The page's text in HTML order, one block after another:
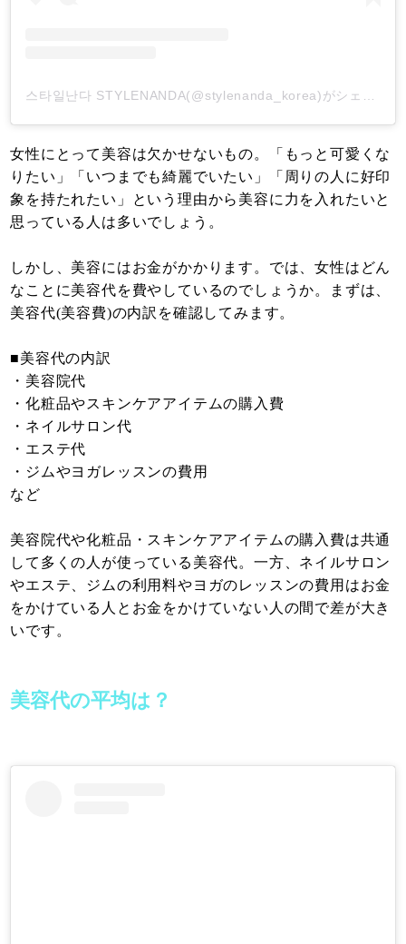
女性にとって美容は欠かせないもの。「もっと可愛くな
りたい」「いつまでも綺麗でいたい」「周りの人に好印
象を持たれたい」という理由から美容に力を入れたいと
思っている人は多いでしょう。
しかし、美容にはお金がかかります。では、女性はどん
なことに美容代を費やしているのでしょうか。まずは、
美容代(美容費)の内訳を確認してみます。
■美容代の内訳
・美容院代
・化粧品やスキンケアアイテムの購入費
・ネイルサロン代
・エステ代
・ジムやヨガレッスンの費用
など
美容院代や化粧品・スキンケアアイテムの購入費は共通
して多くの人が使っている美容代。一方、ネイルサロン
やエステ、ジムの利用料やヨガのレッスンの費用はお金
をかけている人とお金をかけていない人の間で差が大き
いです。
美容代の平均は？